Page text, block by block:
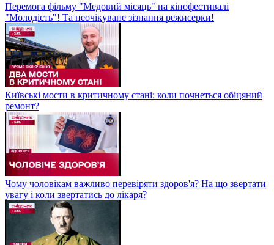
Перемога фільму "Медовий місяць" на кінофестивалі
"Молодість"! Та неочікуване зізнання режисерки!
Київські мости в критичному стані: коли почнеться обіцяний
ремонт?
Чому чоловікам важливо перевіряти здоров'я? На що звертати
увагу і коли звертатись до лікаря?